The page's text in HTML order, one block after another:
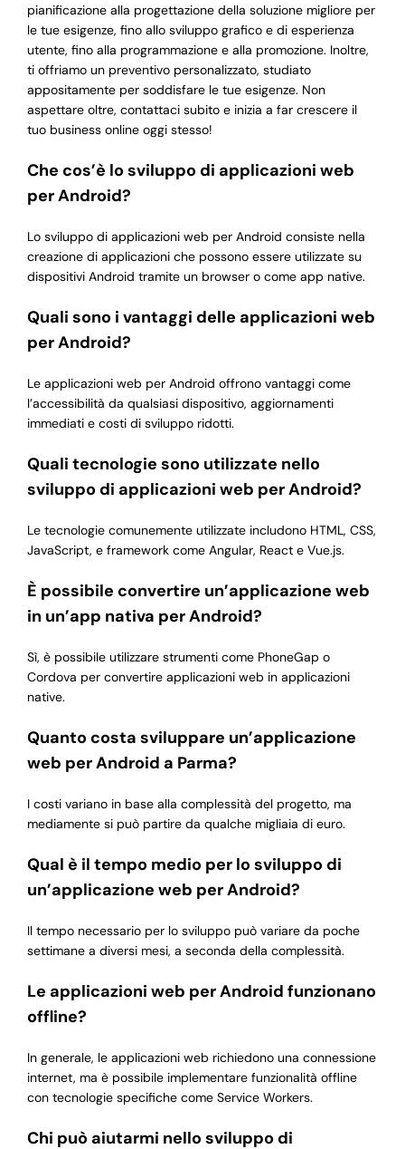
pianificazione alla progettazione della soluzione migliore per
le tue esigenze, fino allo sviluppo grafico e di esperienza
utente, fino alla programmazione e alla promozione. Inoltre,
ti offriamo un preventivo personalizzato, studiato
appositamente per soddisfare le tue esigenze. Non
aspettare oltre, contattaci subito e inizia a far crescere il
tuo business online oggi stesso!
Che cos’è lo sviluppo di applicazioni web
per Android?
Lo sviluppo di applicazioni web per Android consiste nella
creazione di applicazioni che possono essere utilizzate su
dispositivi Android tramite un browser o come app native.
Quali sono i vantaggi delle applicazioni web
per Android?
Le applicazioni web per Android offrono vantaggi come
l’accessibilità da qualsiasi dispositivo, aggiornamenti
immediati e costi di sviluppo ridotti.
Quali tecnologie sono utilizzate nello
sviluppo di applicazioni web per Android?
Le tecnologie comunemente utilizzate includono HTML, CSS,
JavaScript, e framework come Angular, React e Vue.js.
È possibile convertire un’applicazione web
in un’app nativa per Android?
Sì, è possibile utilizzare strumenti come PhoneGap o
Cordova per convertire applicazioni web in applicazioni
native.
Quanto costa sviluppare un’applicazione
web per Android a Parma?
I costi variano in base alla complessità del progetto, ma
mediamente si può partire da qualche migliaia di euro.
Qual è il tempo medio per lo sviluppo di
un’applicazione web per Android?
Il tempo necessario per lo sviluppo può variare da poche
settimane a diversi mesi, a seconda della complessità.
Le applicazioni web per Android funzionano
offline?
In generale, le applicazioni web richiedono una connessione
internet, ma è possibile implementare funzionalità offline
con tecnologie specifiche come Service Workers.
Chi può aiutarmi nello sviluppo di